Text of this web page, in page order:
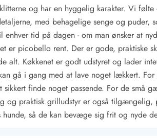
og har en hyggelig karakter. Vi
med behagelige senge og puder,
enhver tid på dagen - om man ønsker at
er picobello rent. Der er gode, praktiske
alt. Køkkenet er godt udstyret og lader
gå i gang med at lave noget lækkert.
finde noget passende. For de små
og praktisk grilludstyr er også tilgængelig,
hunde, så de kan bevæge sig frit og nyde